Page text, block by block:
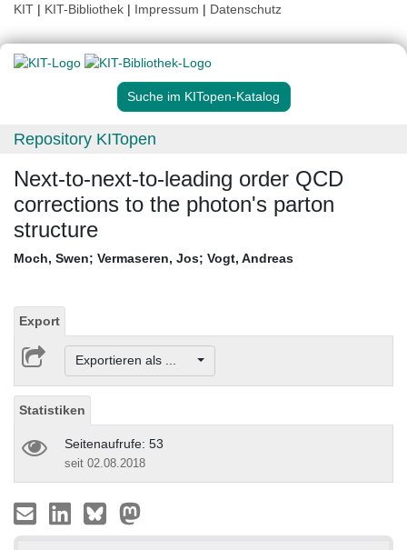
KIT | KIT-Bibliothek | Impressum | Datenschutz
Suche im KITopen-Katalog
Repository KITopen
Next-to-next-to-leading order QCD
corrections to the photon's parton
structure
Moch, Swen; Vermaseren, Jos; Vogt, Andreas
Export
Exportieren als ...
Statistiken
Seitenaufrufe: 53
seit 02.08.2018